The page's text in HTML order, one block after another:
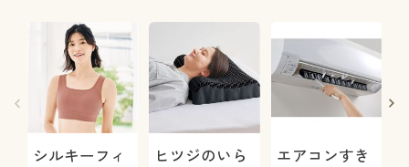
シルキーフィ
ヒツジのいら
エアコンすき